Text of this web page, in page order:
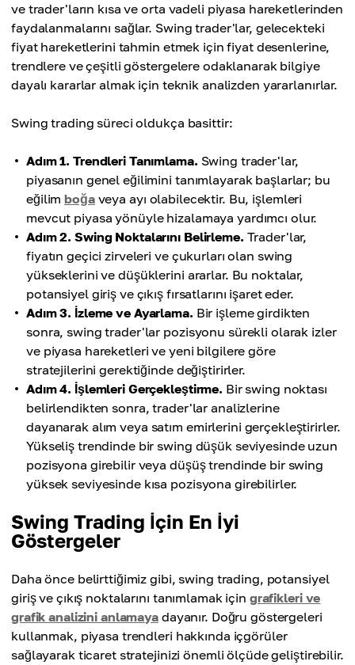
ve trader'ların kısa ve orta vadeli piyasa hareketlerinden
faydalanmalarını sağlar. Swing trader'lar, gelecekteki
fiyat hareketlerini tahmin etmek için fiyat desenlerine,
trendlere ve çeşitli göstergelere odaklanarak bilgiye
dayalı kararlar almak için teknik analizden yararlanırlar.
Swing trading süreci oldukça basittir:
Adım 1. Trendleri Tanımlama. Swing trader'lar,
piyasanın genel eğilimini tanımlayarak başlarlar; bu
eğilimboğaveya ayı olabilecektir. Bu, işlemleri
mevcut piyasa yönüyle hizalamaya yardımcı olur.
Adım 2. Swing Noktalarını Belirleme. Trader'lar,
fiyatın geçici zirveleri ve çukurları olan swing
yükseklerini ve düşüklerini ararlar. Bu noktalar,
potansiyel giriş ve çıkış fırsatlarını işaret eder.
Adım 3. İzleme ve Ayarlama. Bir işleme girdikten
sonra, swing trader'lar pozisyonu sürekli olarak izler
ve piyasa hareketleri ve yeni bilgilere göre
stratejilerini gerektiğinde değiştirirler.
Adım 4. İşlemleri Gerçekleştirme. Bir swing noktası
belirlendikten sonra, trader'lar analizlerine
dayanarak alım veya satım emirlerini gerçekleştirirler.
Yükseliş trendinde bir swing düşük seviyesinde uzun
pozisyona girebilir veya düşüş trendinde bir swing
yüksek seviyesinde kısa pozisyona girebilirler.
Swing Trading İçin En İyi
Göstergeler
Daha önce belirttiğimiz gibi, swing trading, potansiyel
giriş ve çıkış noktalarını tanımlamak için grafikleri ve
grafik analizini anlamaya dayanır. Doğru göstergeleri
kullanmak, piyasa trendleri hakkında içgörüler
sağlayarak ticaret stratejinizi önemli ölçüde geliştirebilir.